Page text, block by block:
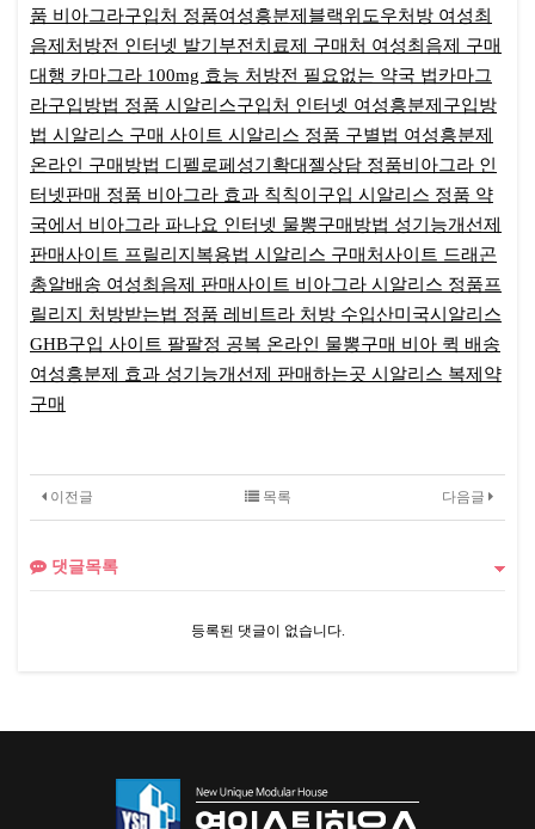
품 비아그라구입처 정품여성흥분제블랙위도우처방 여성최
음제처방전 인터넷 발기부전치료제 구매처 여성최음제 구매
대행 카마그라 100mg 효능 처방전 필요없는 약국 법카마그
라구입방법 정품 시알리스구입처 인터넷 여성흥분제구입방
법 시알리스 구매 사이트 시알리스 정품 구별법 여성흥분제
온라인 구매방법 디펠로페성기확대젤상담 정품비아그라 인
터넷판매 정품 비아그라 효과 칙칙이구입 시알리스 정품 약
국에서 비아그라 파나요 인터넷 물뽕구매방법 성기능개선제
판매사이트 프릴리지복용법 시알리스 구매처사이트 드래곤
총알배송 여성최음제 판매사이트 비아그라 시알리스 정품프
릴리지 처방받는법 정품 레비트라 처방 수입산미국시알리스
GHB구입 사이트 팔팔정 공복 온라인 물뽕구매 비아 퀵 배송
여성흥분제 효과 성기능개선제 판매하는곳 시알리스 복제약
구매
펴
자
이전글 다음글
목록
댓글목록
등록된 댓글이 없습니다.